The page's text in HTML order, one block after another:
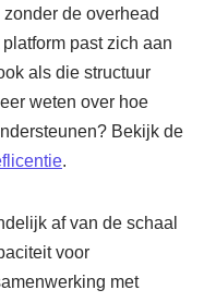
de overhead
past zich aan
als die structuur
weten over hoe
Bekijk de
.
af van de schaal
voor
met